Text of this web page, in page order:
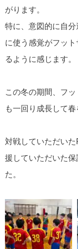
がります。
特に、意図的に自
に使う感覚がフッ
るように感じます。
この冬の期間、フ
も一回り成長して
対戦していただい
援していただいた
た。